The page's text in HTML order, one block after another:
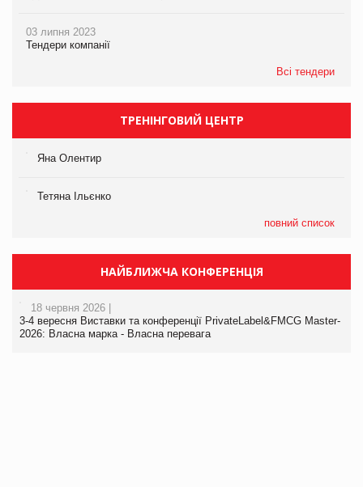
03 липня 2023
Тендери компанії
Всі тендери
ТРЕНІНГОВИЙ ЦЕНТР
Яна Олентир
Тетяна Ільєнко
повний список
НАЙБЛИЖЧА КОНФЕРЕНЦІЯ
18 червня 2026 |
3-4 вересня Виставки та конференції PrivateLabel&FMCG Master-
2026: Власна марка - Власна перевага